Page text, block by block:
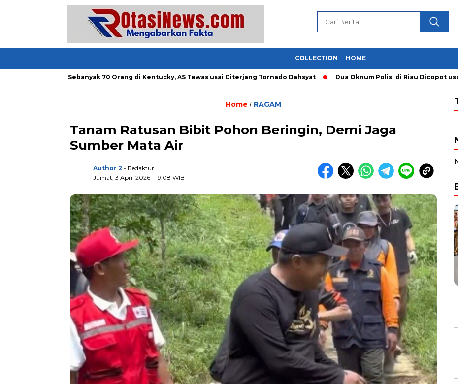
COLLECTION HOME
Sebanyak 70 Orang di Kentucky, AS Tewas usai Diterjang Tornado Dahsyat Dua Oknum Polisi di Riau Dicopot usai
Home / RAGAM
Tanam Ratusan Bibit Pohon Beringin, Demi Jaga
Sumber Mata Air
Author 2 - Redaktur
Jumat, 3 April 2026 - 19:08 WIB